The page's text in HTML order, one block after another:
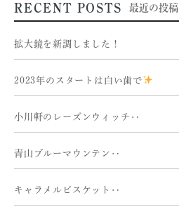
RECENT POSTS 最近の投稿
拡大鏡を新調しました！
2023年のスタートは白い歯で
小川軒のレーズンウィッチ‥
青山ブルーマウンテン‥
キャラメルビスケット‥